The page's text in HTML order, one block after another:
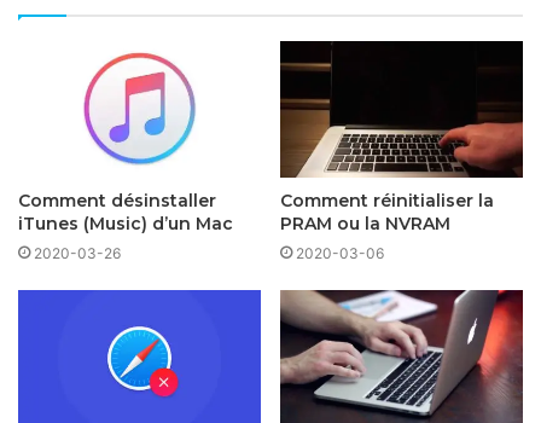
Comment désinstaller
iTunes (Music) d’un Mac
2020-03-26
Comment réinitialiser la
PRAM ou la NVRAM
2020-03-06